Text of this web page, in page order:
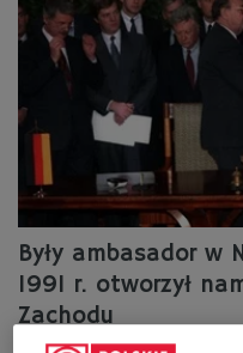
Były ambasador
1991 r. otworzył
Zachodu